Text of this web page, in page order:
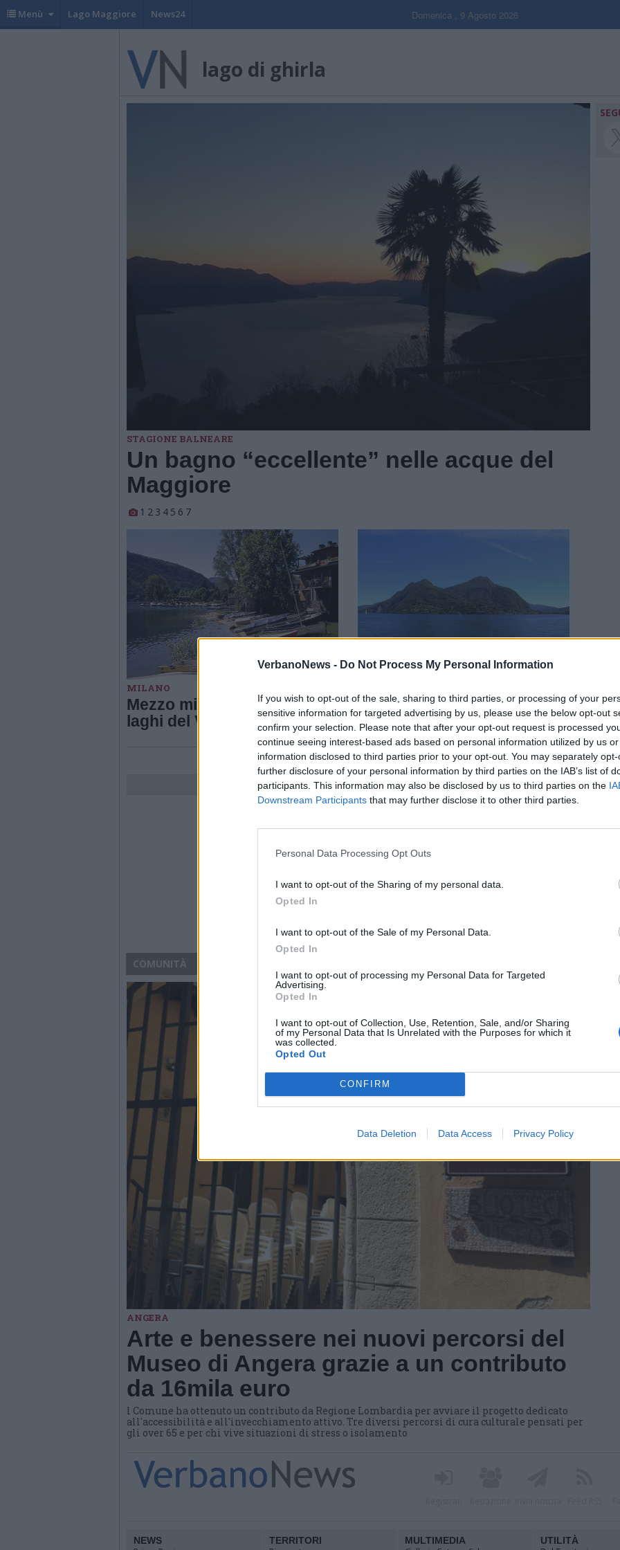
VerbanoNews - Do Not Process My Personal Information
If you wish to opt-out of the sale, sharing to third parties, or processing of your
sensitive information for targeted advertising by us, please use the below opt-out
confirm your selection. Please note that after your opt-out request is processed
continue seeing interest-based ads based on personal information utilized by us
information disclosed to third parties prior to your opt-out. You may separately
further disclosure of your personal information by third parties on the IAB’s list of
participants. This information may also be disclosed by us to third parties on the
Downstream Participants that may further disclose it to other third parties.
Personal Data Processing Opt Outs
I want to opt-out of the Sharing of my personal data.
Opted In
I want to opt-out of the Sale of my Personal Data.
Opted In
I want to opt-out of processing my Personal Data for Targeted
Advertising.
Opted In
I want to opt-out of Collection, Use, Retention, Sale, and/or Sharing
of my Personal Data that Is Unrelated with the Purposes for which it
was collected.
Opted Out
CONFIRM
Data Deletion Data Access Privacy Policy
Menù Lago Maggiore News24 Domenica , 9 Agosto 2026
lago di ghirla
STAGIONE BALNEARE
Un bagno “eccellente” nelle acque del
Maggiore
1 2 3 4 5 6 7
MILANO
Mezzo milione di euro per i
laghi del Varesotto
Navigazione sui laghi, dalla
Regione 3,5 milioni di euro
Guarda l'archivio
COMUNITÀ
ANGERA
Arte e benessere nei nuovi percorsi del
Museo di Angera grazie a un contributo
da 16mila euro
l Comune ha ottenuto un contributo da Regione Lombardia per avviare il progetto dedicato
all'accessibilità e all'invecchiamento attivo. Tre diversi percorsi di cura culturale pensati per
gli over 65 e per chi vive situazioni di stress o isolamento
NEWS TERRITORI MULTIMEDIA UTILITÀ